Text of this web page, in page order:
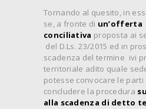
Tornando al quesito, in
se, a fronte di un’offerta
conciliativa proposta ai
del D.Ls. 23/2015 ed in
scadenza del termine ivi
territoriale adito quale
potesse convocare le
concludere la procedura
alla scadenza di detto